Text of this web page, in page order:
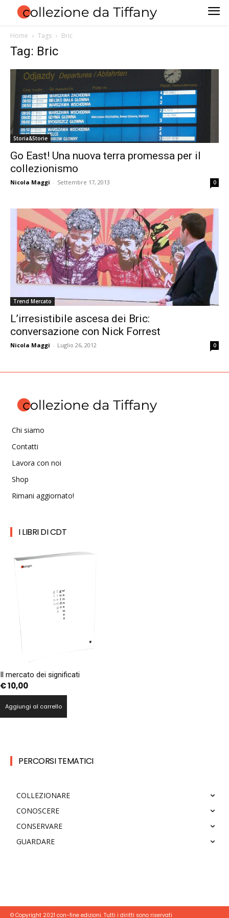
Home Tags Bric
Tag: Bric
Storia&Storie
Go East! Una nuova terra promessa per il
collezionismo
Nicola Maggi - Settembre 17, 2013 0
Trend Mercato
L’irresistibile ascesa dei Bric:
conversazione con Nick Forrest
Nicola Maggi - Luglio 26, 2012 0
Chi siamo
Contatti
Lavora con noi
Shop
Rimani aggiornato!
I LIBRI DI CDT
Il mercato dei significati
€10,00
Aggiungi al carrello
PERCORSI TEMATICI
COLLEZIONARE
CONOSCERE
CONSERVARE
GUARDARE
© Copyright 2021 con-fine edizioni. Tutti i diritti sono riservati